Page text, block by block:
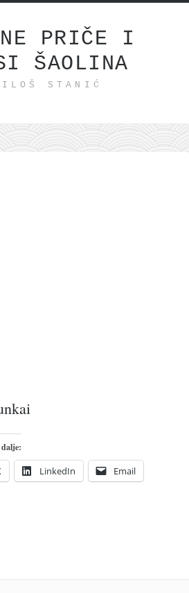
PRIČE I
ŠAOLINA
STANIĆ
LinkedIn Email